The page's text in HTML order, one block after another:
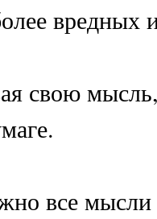
вредных
свою
все